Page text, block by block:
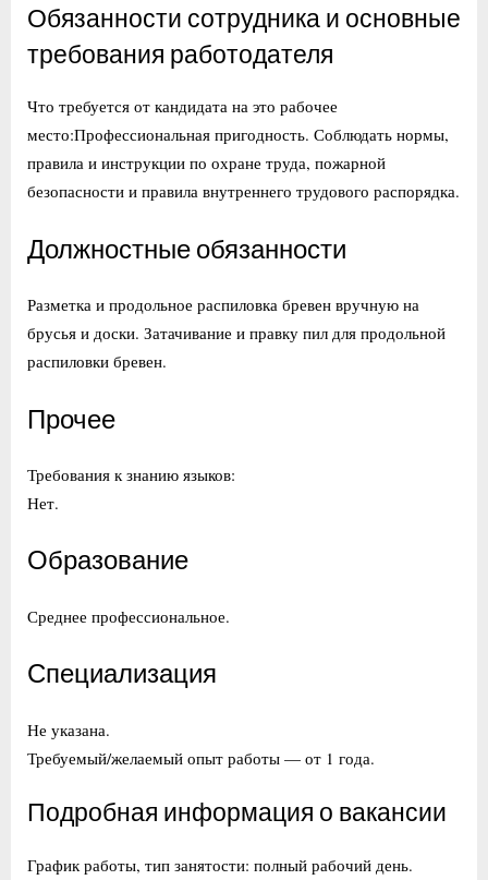
Обязанности сотрудника и основные
требования работодателя
Что требуется от кандидата на это рабочее
место:Профессиональная пригодность. Соблюдать нормы,
правила и инструкции по охране труда, пожарной
безопасности и правила внутреннего трудового распорядка.
Должностные обязанности
Разметка и продольное распиловка бревен вручную на
брусья и доски. Затачивание и правку пил для продольной
распиловки бревен.
Прочее
Требования к знанию языков:
Нет.
Образование
Среднее профессиональное.
Специализация
Не указана.
Требуемый/желаемый опыт работы — от 1 года.
Подробная информация о вакансии
График работы, тип занятости: полный рабочий день.